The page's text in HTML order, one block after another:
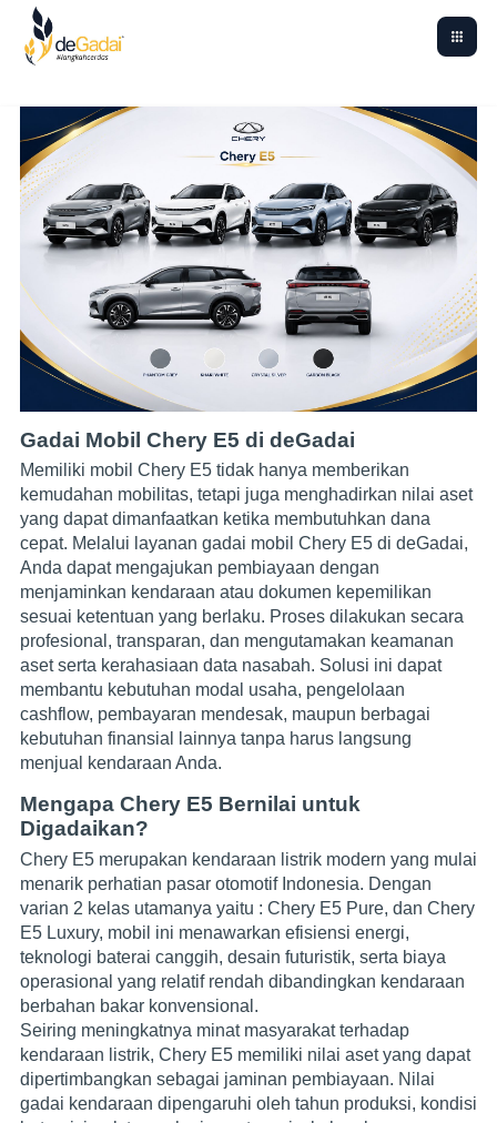
Gadai Mobil Chery E5 di deGadai
Memiliki mobil Chery E5 tidak hanya memberikan
kemudahan mobilitas, tetapi juga menghadirkan nilai aset
yang dapat dimanfaatkan ketika membutuhkan dana
cepat. Melalui layanan gadai mobil Chery E5 di deGadai,
Anda dapat mengajukan pembiayaan dengan
menjaminkan kendaraan atau dokumen kepemilikan
sesuai ketentuan yang berlaku. Proses dilakukan secara
profesional, transparan, dan mengutamakan keamanan
aset serta kerahasiaan data nasabah. Solusi ini dapat
membantu kebutuhan modal usaha, pengelolaan
cashflow, pembayaran mendesak, maupun berbagai
kebutuhan finansial lainnya tanpa harus langsung
menjual kendaraan Anda.
Mengapa Chery E5 Bernilai untuk
Digadaikan?
Chery E5 merupakan kendaraan listrik modern yang mulai
menarik perhatian pasar otomotif Indonesia. Dengan
varian 2 kelas utamanya yaitu : Chery E5 Pure, dan Chery
E5 Luxury, mobil ini menawarkan efisiensi energi,
teknologi baterai canggih, desain futuristik, serta biaya
operasional yang relatif rendah dibandingkan kendaraan
berbahan bakar konvensional.
Seiring meningkatnya minat masyarakat terhadap
kendaraan listrik, Chery E5 memiliki nilai aset yang dapat
dipertimbangkan sebagai jaminan pembiayaan. Nilai
gadai kendaraan dipengaruhi oleh tahun produksi, kondisi